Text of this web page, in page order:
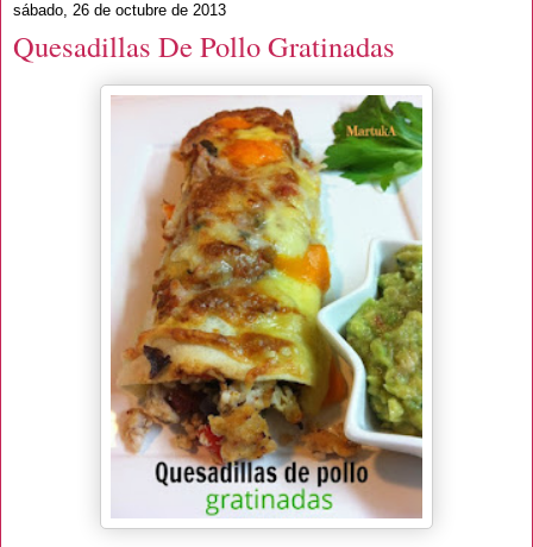
sábado, 26 de octubre de 2013
Quesadillas De Pollo Gratinadas